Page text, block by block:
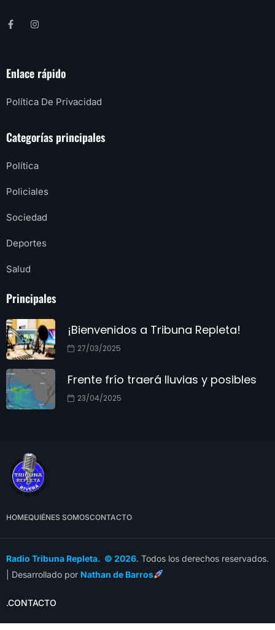
Enlace rápido
Política De Privacidad
Categorías principales
Política
Policiales
Sociedad
Deportes
Salud
Principales
¡Bienvenidos a Tribuna Repleta!
27/03/2025
Frente frío traerá lluvias y posibles
23/04/2025
HOMEQUIÉNES SOMOSCONTACTO
Radio Tribuna Repleta. © 2026. Todos los derechos reservados.
| Desarrollado por Nathan de Barros
.CONTACTO